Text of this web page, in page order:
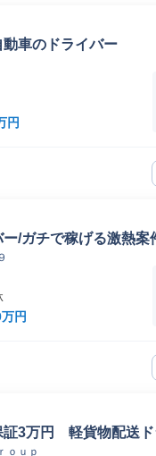
動車のドライバー
円
/ガチで稼げる激熱案
円
証3万円 軽貨物配送ド
ｏｕｐ